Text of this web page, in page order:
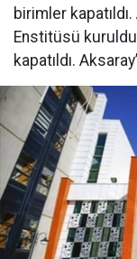
birimler
Enstitüsü kuruldu;
kapatıldı.